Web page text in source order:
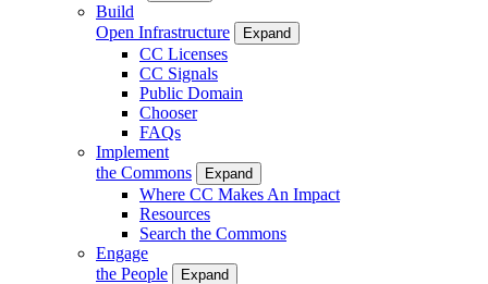
Build
Open Infrastructure
Expand
CC Licenses
CC Signals
Public Domain
Chooser
FAQs
Implement
the Commons
Expand
Where CC Makes An Impact
Resources
Search the Commons
Engage
the People
Expand